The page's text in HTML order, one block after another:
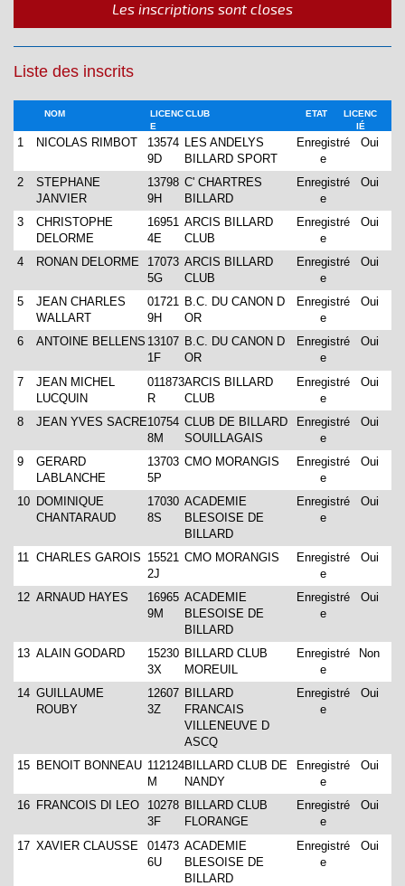
Les inscriptions sont closes
Liste des inscrits
NOM
LICENC
E
CLUB ETAT
LICENC
IÉ
1 NICOLAS RIMBOT
13574
9D
LES ANDELYS
BILLARD SPORT
Enregistré
e
Oui
2
STEPHANE
JANVIER
13798
9H
C' CHARTRES
BILLARD
Enregistré
e
Oui
3
CHRISTOPHE
DELORME
16951
4E
ARCIS BILLARD
CLUB
Enregistré
e
Oui
4 RONAN DELORME
17073
5G
ARCIS BILLARD
CLUB
Enregistré
e
Oui
5
JEAN CHARLES
WALLART
01721
9H
B.C. DU CANON D
OR
Enregistré
e
Oui
6 ANTOINE BELLENS 13107
1F
B.C. DU CANON D
OR
Enregistré
e
Oui
7
JEAN MICHEL
LUCQUIN
011873
R
ARCIS BILLARD
CLUB
Enregistré
e
Oui
8 JEAN YVES SACRE10754
8M
CLUB DE BILLARD
SOUILLAGAIS
Enregistré
e
Oui
9
GERARD
LABLANCHE
13703
5P
CMO MORANGIS
Enregistré
e
Oui
10 DOMINIQUE
CHANTARAUD
17030
8S
ACADEMIE
BLESOISE DE
BILLARD
Enregistré
e
Oui
11 CHARLES GAROIS 15521
2J
CMO MORANGIS
Enregistré
e
Oui
12 ARNAUD HAYES
16965
9M
ACADEMIE
BLESOISE DE
BILLARD
Enregistré
e
Oui
13 ALAIN GODARD
15230
3X
BILLARD CLUB
MOREUIL
Enregistré
e
Non
14 GUILLAUME
ROUBY
12607
3Z
BILLARD
FRANCAIS
VILLENEUVE D
ASCQ
Enregistré
e
Oui
15 BENOIT BONNEAU 112124
M
BILLARD CLUB DE
NANDY
Enregistré
e
Oui
16 FRANCOIS DI LEO
10278
3F
BILLARD CLUB
FLORANGE
Enregistré
e
Oui
17 XAVIER CLAUSSE
01473
6U
ACADEMIE
BLESOISE DE
BILLARD
Enregistré
e
Oui